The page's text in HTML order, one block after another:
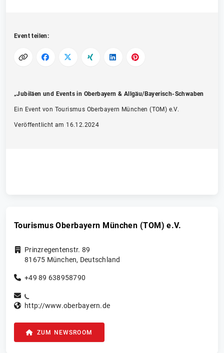
Event teilen:
„Jubiläen und Events in Oberbayern & Allgäu/Bayerisch-Schwaben
Ein Event von Tourismus Oberbayern München (TOM) e.V.
Veröffentlicht am 16.12.2024
Tourismus Oberbayern München (TOM) e.V.
Prinzregentenstr. 89
81675 München, Deutschland
+49 89 638958790
http://www.oberbayern.de
ZUM NEWSROOM